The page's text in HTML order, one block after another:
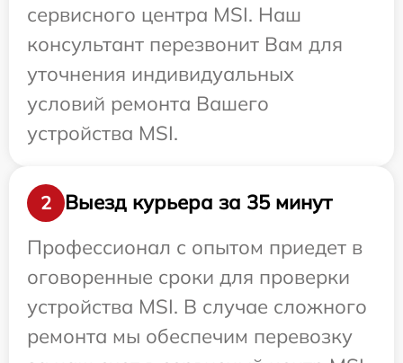
сервисного центра MSI. Наш
консультант перезвонит Вам для
уточнения индивидуальных
условий ремонта Вашего
устройства MSI.
2
Выезд курьера за 35 минут
Профессионал с опытом приедет в
оговоренные сроки для проверки
устройства MSI. В случае сложного
ремонта мы обеспечим перевозку